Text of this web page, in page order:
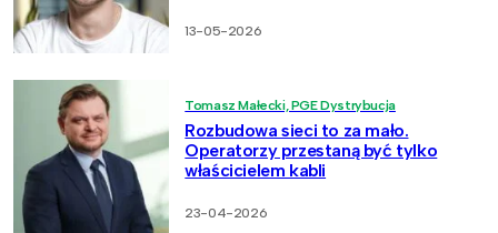
13-05-2026
Tomasz Małecki, PGE Dystrybucja
Rozbudowa sieci to za mało.
Operatorzy przestaną być tylko
właścicielem kabli
23-04-2026